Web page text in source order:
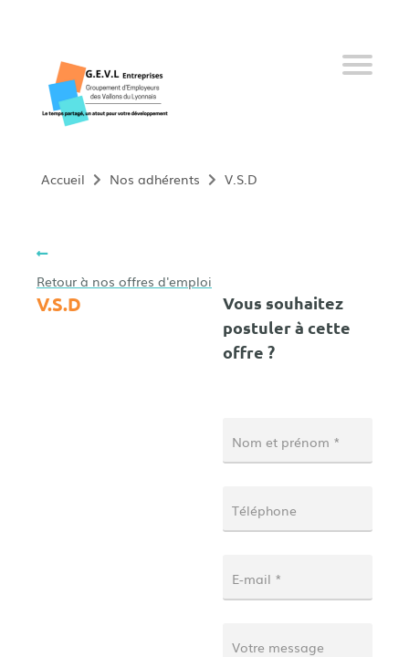
Qui sommes-nous ?
Nos services
Nos adhérents
Devenir adhérent
Accueil Nos adhérents V.S.D
Retour à nos offres d'emploi
V.S.D
Vous souhaitez
postuler à cette
offre ?
Nom et prénom *
Téléphone
E-mail *
Votre message